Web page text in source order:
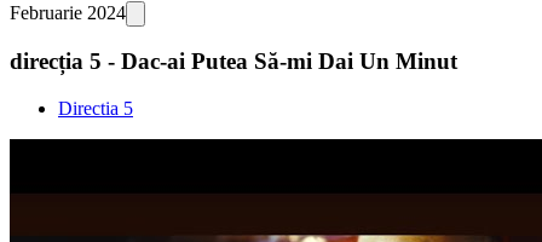
Februarie 2024
direcția 5 - Dac-ai Putea Să-mi Dai Un Minut
Directia 5